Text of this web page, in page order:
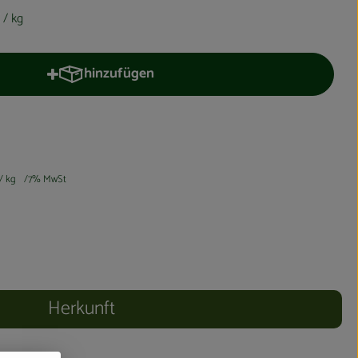
/ kg
hinzufügen
Produkt zum Warenkorb hinzufügen
/ kg 7% MwSt
Herkunft